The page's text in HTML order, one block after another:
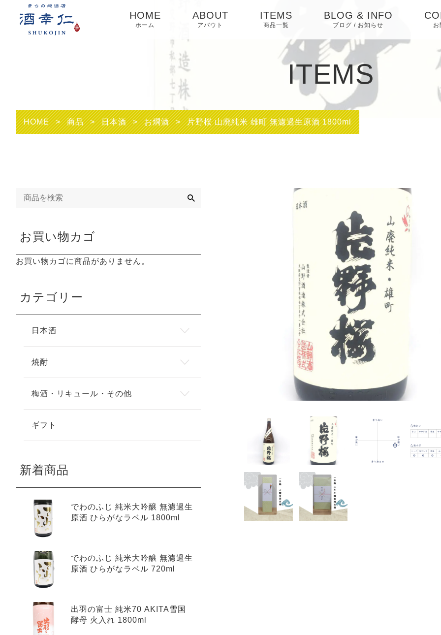
HOME
ホーム
ABOUT
アバウト
ITEMS
商品一覧
日本酒
梅酒・リキュール・
その他
BLOG & INFO
ブログ / お知らせ
お知らせ
ブログ
ピックアップ
お
ITEMS
HOME > 商品 > 日本酒 > お燗酒 > 片野桜 山廃純米 雄町 無濾過生原酒 1800ml
お買い物カゴ
お買い物カゴに商品がありません。
カテゴリー
日本酒
焼酎
梅酒・リキュール・その他
ギフト
新着商品
でわのふじ 純米大吟醸 無濾過生
原酒 ひらがなラベル 1800ml
でわのふじ 純米大吟醸 無濾過生
原酒 ひらがなラベル 720ml
出羽の富士 純米70 AKITA雪国
酵母 火入れ 1800ml